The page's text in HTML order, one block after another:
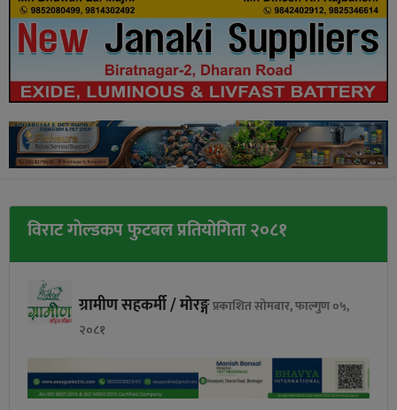
विराट गाेल्डकप फुटबल प्रतियोगिता २०८१
ग्रामीण सहकर्मी / माेरङ्गप्रकाशित सोमबार, फाल्गुण ०५,
२०८१